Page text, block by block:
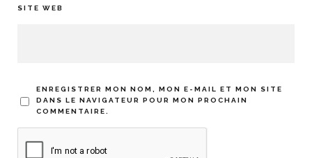
SITE WEB
ENREGISTRER MON NOM, MON E-MAIL ET MON SITE
DANS LE NAVIGATEUR POUR MON PROCHAIN
COMMENTAIRE.